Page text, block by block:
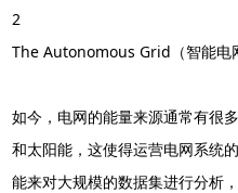
2
The Autonomous Grid（智能电
如今，电网的能量来源通常有很
和太阳能，这使得运营电网系统
能来对大规模的数据集进行分析